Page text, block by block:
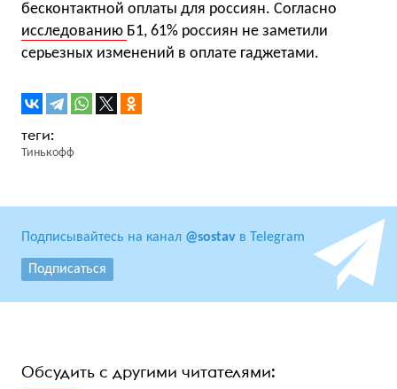
бесконтактной оплаты для россиян. Согласно
исследованию Б1, 61% россиян не заметили
серьезных изменений в оплате гаджетами.
Тинькофф
Подписывайтесь на канал @sostav в Telegram
Подписаться
Обсудить с другими читателями: